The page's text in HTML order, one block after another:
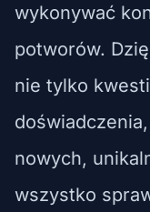
wykonywać
potworów.
nie tylko
nowych,
wszystko